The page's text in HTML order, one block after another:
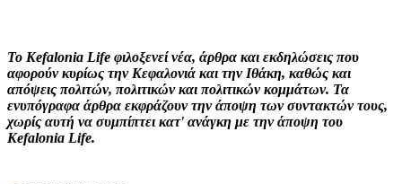
Το Kefalonia Life φιλοξενεί νέα, άρθρα και εκδηλώσεις που
αφορούν κυρίως την Κεφαλονιά και την Ιθάκη, καθώς και
απόψεις πολιτών, πολιτικών και πολιτικών κομμάτων. Τα
ενυπόγραφα άρθρα εκφράζουν την άποψη των συντακτών τους,
χωρίς αυτή να συμπίπτει κατ' ανάγκη με την άποψη του
Kefalonia Life.